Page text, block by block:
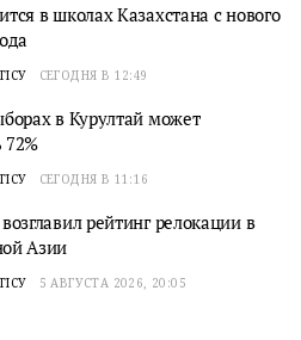
в школах Казахстана с нового
СЕГОДНЯ В 12:49
в Курултай может
СЕГОДНЯ В 11:16
рейтинг релокации в
Азии
5 АВГУСТА 2026, 20:05